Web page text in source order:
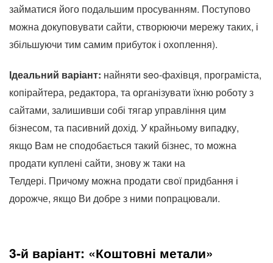
займатися його подальшим просуванням. Поступово
можна докуповувати сайти, створюючи мережу таких, і
збільшуючи тим самим прибуток і охоплення).
Ідеальний варіант: найняти seo-фахівця, програміста,
копірайтера, редактора, та організувати їхню роботу з
сайтами, залишивши собі тягар управління цим
бізнесом, та пасивний дохід. У крайньому випадку,
якщо Вам не сподобається такий бізнес, то можна
продати куплені сайти, знову ж таки на
Телдері. Причому можна продати свої придбання і
дорожче, якщо Ви добре з ними попрацювали.
3-й варіант: «Коштовні метали»